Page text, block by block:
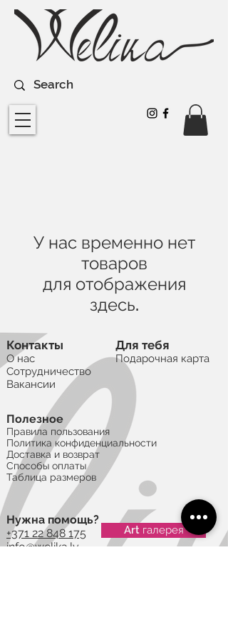
У нас временно нет
товаров
для отображения
здесь.
Контакты
О нас
Сотрудничество
Вакансии
Для тебя
Подарочная карта
Полезное
Правила пользования
Политика конфиденциальности
Доставка и возврат
Способы оплаты
Таблица размеров
Нужна помощь?
+371 22 848 175
info@welika.lv
Art галерея